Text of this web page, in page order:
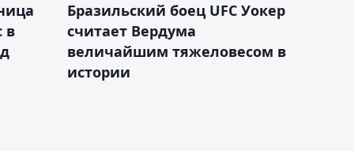
в
Бразильский боец UFC Уокер
считает Вердума
величайшим тяжеловесом в
истории